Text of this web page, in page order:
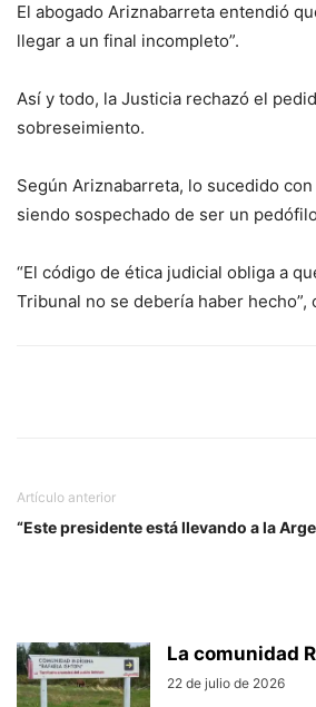
El abogado Ariznabarreta entendió
llegar a un final incompleto”.
Así y todo, la Justicia rechazó el
sobreseimiento.
Según Ariznabarreta, lo sucedido
siendo sospechado de ser un
“El código de ética judicial obliga a
Tribunal no se debería haber hecho”,
Artículo anterior
“Este presidente está llevando a la
La comunidad
22 de julio de 2026